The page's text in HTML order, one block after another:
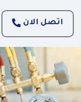
اتصل الان